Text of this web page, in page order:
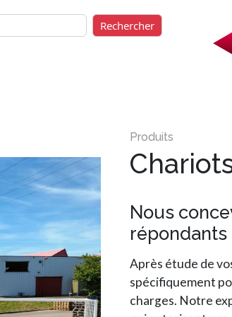
Rechercher
Nous
répondants
Après étude de
spécifiquement
charges. Notre